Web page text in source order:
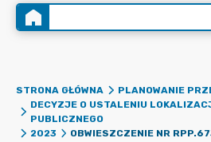
STRONA GŁÓWNA
PLANOWANIE
DECYZJE O USTALENIU
PUBLICZNEGO
2023